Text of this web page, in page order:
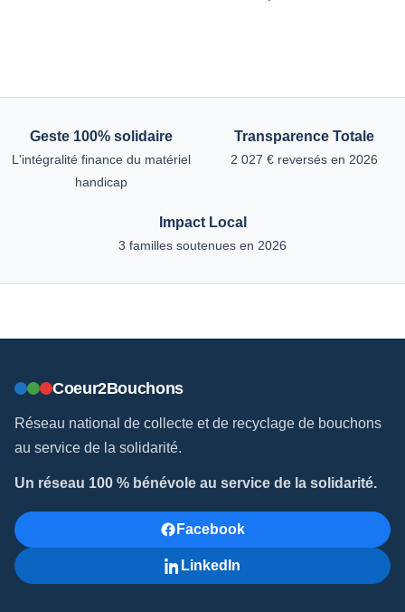
Geste 100% solidaire
L'intégralité finance du matériel
handicap
Transparence Totale
2 027 € reversés en 2026
Impact Local
3 familles soutenues en 2026
Coeur2Bouchons
Réseau national de collecte et de recyclage de bouchons
au service de la solidarité.
Un réseau 100 % bénévole au service de la solidarité.
Facebook
LinkedIn